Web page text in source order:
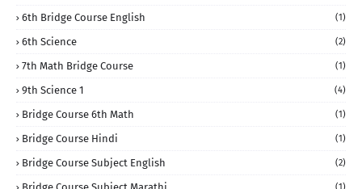
6th Bridge Course English (1)
6th Science (2)
7th Math Bridge Course (1)
9th Science 1 (4)
Bridge Course 6th Math (1)
Bridge Course Hindi (1)
Bridge Course Subject English (2)